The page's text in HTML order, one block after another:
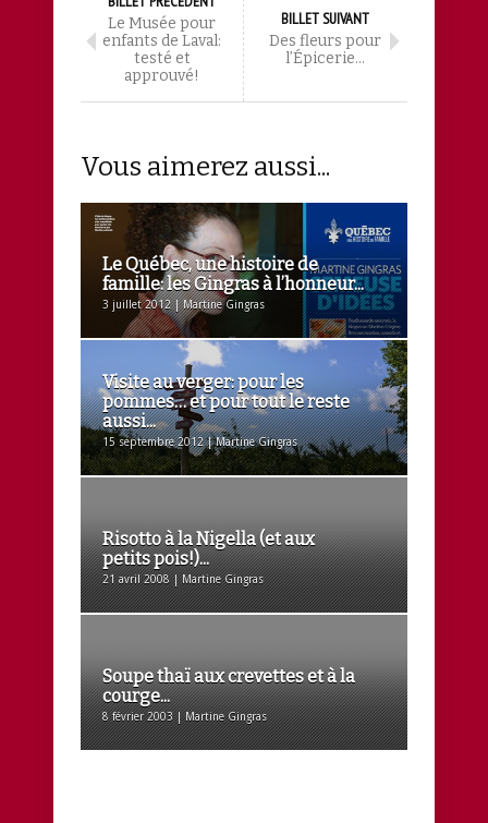
Le Musée pour
enfants de Laval:
testé et
approuvé!
BILLET SUIVANT
Des fleurs pour
l’Épicerie…
Vous aimerez aussi...
Le Québec, une histoire de
famille: les Gingras à l’honneur...
3 juillet 2012 | Martine Gingras
Visite au verger: pour les
pommes… et pour tout le reste
aussi...
15 septembre 2012 | Martine Gingras
Risotto à la Nigella (et aux
petits pois!)...
21 avril 2008 | Martine Gingras
Soupe thaï aux crevettes et à la
courge...
8 février 2003 | Martine Gingras